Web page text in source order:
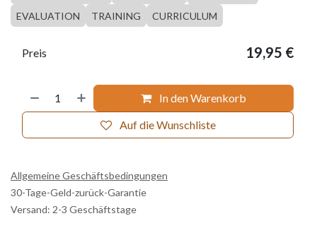
EVALUATION
TRAINING CURRICULUM
In den Warenkorb
Auf die Wunschliste
Preis 19,95 €
Allgemeine Geschäftsbedingungen
30-Tage-Geld-zurück-Garantie
Versand: 2-3 Geschäftstage